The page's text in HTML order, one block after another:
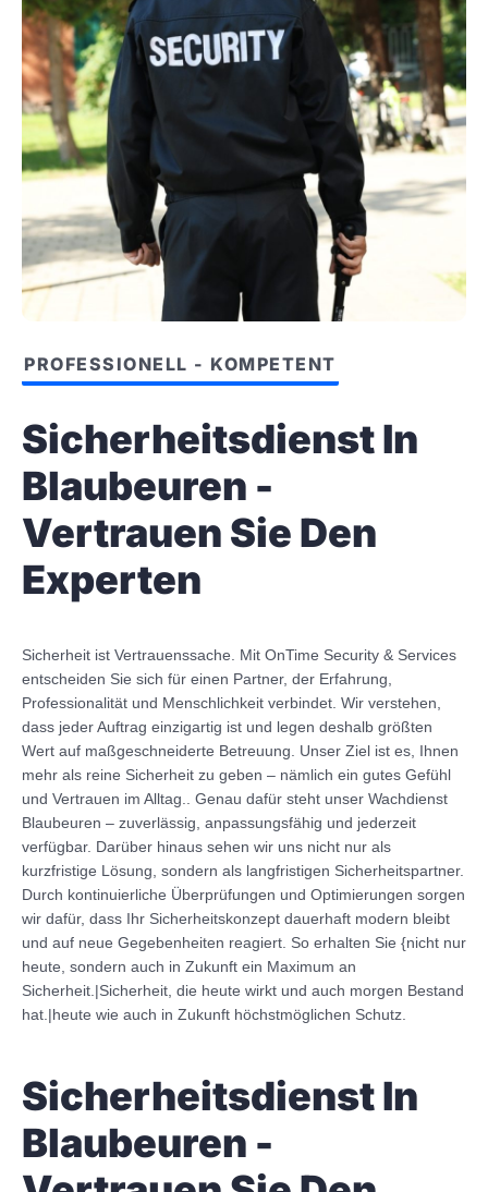
PROFESSIONELL - KOMPETENT
Sicherheitsdienst In
Blaubeuren -
Vertrauen Sie Den
Experten
Sicherheit ist Vertrauenssache. Mit OnTime Security & Services
entscheiden Sie sich für einen Partner, der Erfahrung,
Professionalität und Menschlichkeit verbindet. Wir verstehen,
dass jeder Auftrag einzigartig ist und legen deshalb größten
Wert auf maßgeschneiderte Betreuung. Unser Ziel ist es, Ihnen
mehr als reine Sicherheit zu geben – nämlich ein gutes Gefühl
und Vertrauen im Alltag.. Genau dafür steht unser Wachdienst
Blaubeuren – zuverlässig, anpassungsfähig und jederzeit
verfügbar. Darüber hinaus sehen wir uns nicht nur als
kurzfristige Lösung, sondern als langfristigen Sicherheitspartner.
Durch kontinuierliche Überprüfungen und Optimierungen sorgen
wir dafür, dass Ihr Sicherheitskonzept dauerhaft modern bleibt
und auf neue Gegebenheiten reagiert. So erhalten Sie {nicht nur
heute, sondern auch in Zukunft ein Maximum an
Sicherheit.|Sicherheit, die heute wirkt und auch morgen Bestand
hat.|heute wie auch in Zukunft höchstmöglichen Schutz.
Sicherheitsdienst In
Blaubeuren -